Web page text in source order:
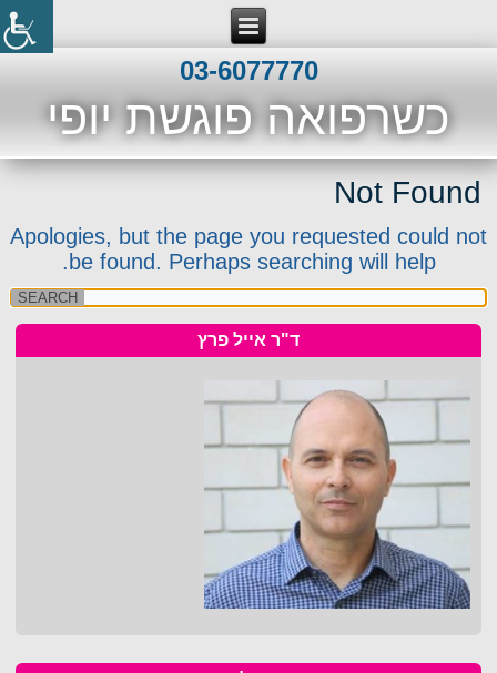
03-6077770
כשרפואה פוגשת יופי
Not Found
Apologies, but the page you requested could not
be found. Perhaps searching will help.
ד"ר אייל פרץ